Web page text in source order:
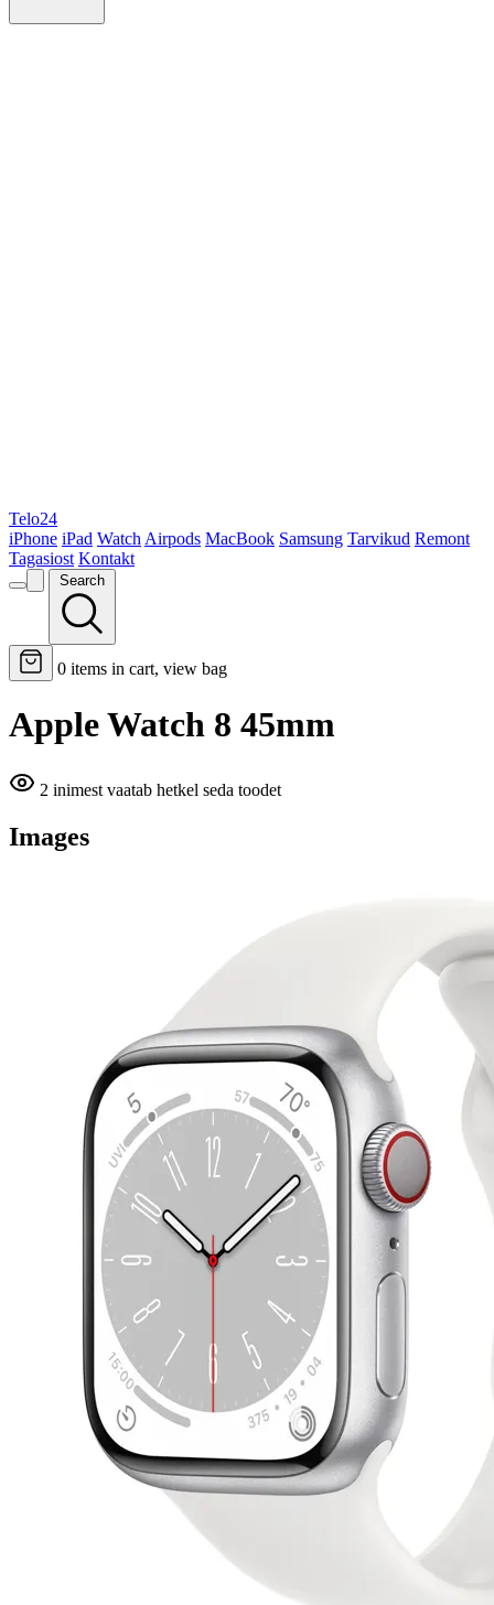
Telo24
iPhone iPad Watch Airpods MacBook Samsung Tarvikud Remont
Tagasiost Kontakt
Search
0 items in cart, view bag
Apple Watch 8 45mm
2 inimest vaatab hetkel seda toodet
Images